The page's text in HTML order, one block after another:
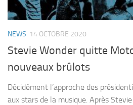
NEWS 14 OCTOBRE 2020
Stevie Wonder quitte
nouveaux brûlots
Décidément l’approche des
aux stars de la musique. Après